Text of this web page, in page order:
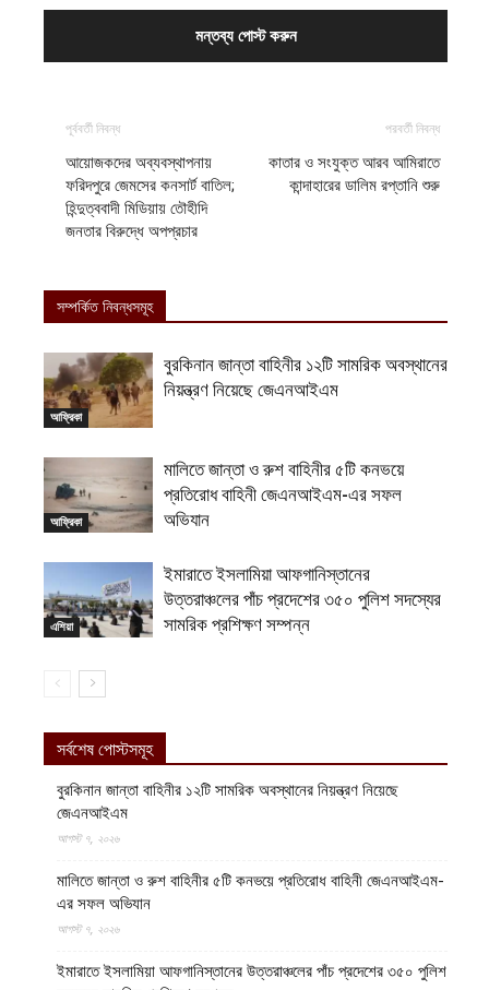
পূর্ববর্তী নিবন্ধ
আয়োজকদের অব্যবস্থাপনায়
ফরিদপুরে জেমসের কনসার্ট বাতিল;
হিন্দুত্ববাদী মিডিয়ায় তৌহীদি
জনতার বিরুদ্ধে অপপ্রচার
পরবর্তী নিবন্ধ
কাতার ও সংযুক্ত আরব আমিরাতে
কান্দাহারের ডালিম রপ্তানি শুরু
সম্পর্কিত নিবন্ধসমূহ
আফ্রিকা
বুরকিনান জান্তা বাহিনীর ১২টি সামরিক অবস্থানের
নিয়ন্ত্রণ নিয়েছে জেএনআইএম
আফ্রিকা
মালিতে জান্তা ও রুশ বাহিনীর ৫টি কনভয়ে
প্রতিরোধ বাহিনী জেএনআইএম-এর সফল
অভিযান
এশিয়া
ইমারাতে ইসলামিয়া আফগানিস্তানের
উত্তরাঞ্চলের পাঁচ প্রদেশের ৩৫০ পুলিশ সদস্যের
সামরিক প্রশিক্ষণ সম্পন্ন
সর্বশেষ পোস্টসমূহ
বুরকিনান জান্তা বাহিনীর ১২টি সামরিক অবস্থানের নিয়ন্ত্রণ নিয়েছে
জেএনআইএম
আগস্ট ৭, ২০২৬
মালিতে জান্তা ও রুশ বাহিনীর ৫টি কনভয়ে প্রতিরোধ বাহিনী জেএনআইএম-
এর সফল অভিযান
আগস্ট ৭, ২০২৬
ইমারাতে ইসলামিয়া আফগানিস্তানের উত্তরাঞ্চলের পাঁচ প্রদেশের ৩৫০ পুলিশ